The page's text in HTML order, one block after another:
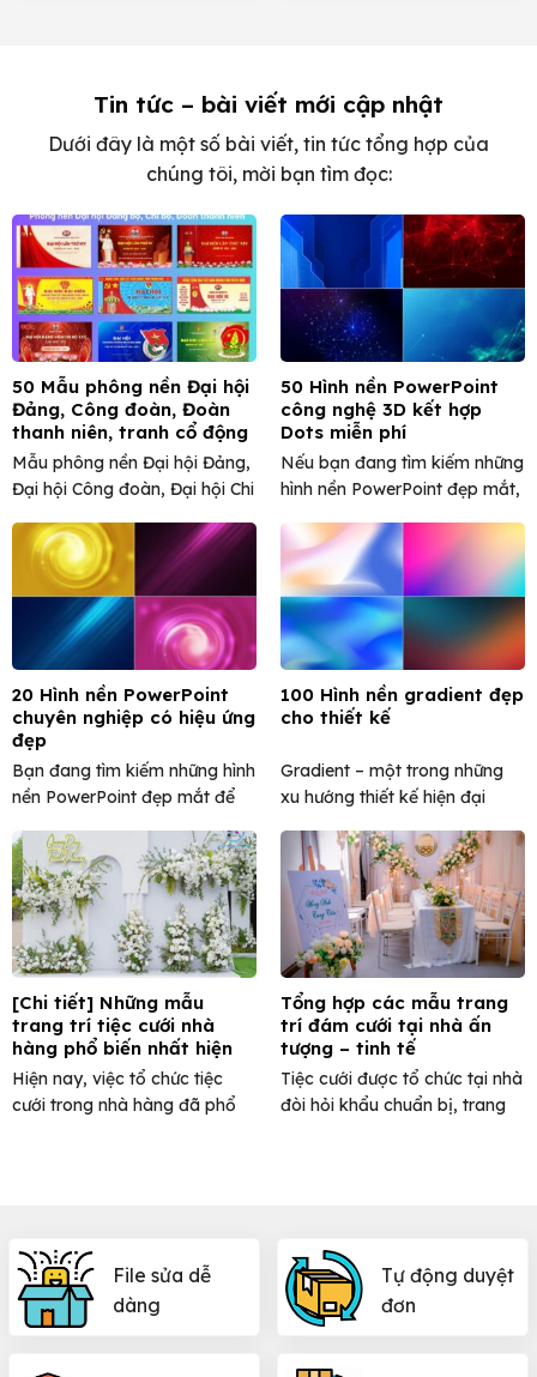
Tin tức – bài viết mới cập nhật
Dưới đây là một số bài viết, tin tức tổng hợp của
chúng tôi, mời bạn tìm đọc:
50 Mẫu phông nền Đại hội
Đảng, Công đoàn, Đoàn
thanh niên, tranh cổ động
đẹp
Mẫu phông nền Đại hội Đảng,
Đại hội Công đoàn, Đại hội Chi
50 Hình nền PowerPoint
công nghệ 3D kết hợp
Dots miễn phí
Nếu bạn đang tìm kiếm những
hình nền PowerPoint đẹp mắt,
20 Hình nền PowerPoint
chuyên nghiệp có hiệu ứng
đẹp
Bạn đang tìm kiếm những hình
nền PowerPoint đẹp mắt để
100 Hình nền gradient đẹp
cho thiết kế
Gradient – một trong những
xu hướng thiết kế hiện đại
[Chi tiết] Những mẫu
trang trí tiệc cưới nhà
hàng phổ biến nhất hiện
nay
Hiện nay, việc tổ chức tiệc
cưới trong nhà hàng đã phổ
Tổng hợp các mẫu trang
trí đám cưới tại nhà ấn
tượng – tinh tế
Tiệc cưới được tổ chức tại nhà
đòi hỏi khẩu chuẩn bị, trang
File sửa dễ
dàng
Tự động duyệt
đơn